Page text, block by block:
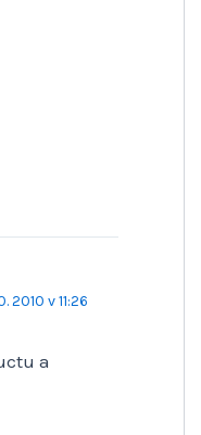
2010 v 11:26
a